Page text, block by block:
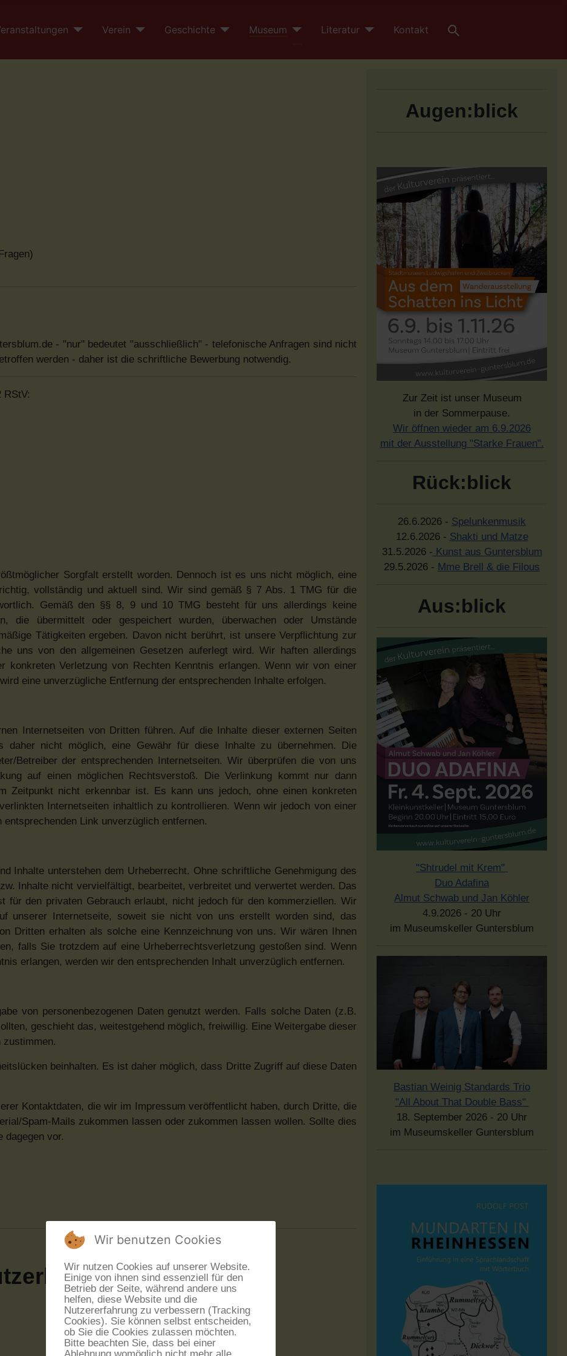
Verein Geschichte Museum Literatur Kontakt
- "nur" bedeutet "ausschließlich" - telefonische Anfragen sind nicht
werden - daher ist die schriftliche Bewerbung notwendig.
RStV:
Sorgfalt erstellt worden. Dennoch ist es uns nicht möglich, eine
vollständig und aktuell sind. Wir sind gemäß § 7 Abs. 1 TMG für die
Gemäß den §§ 8, 9 und 10 TMG besteht für uns allerdings keine
die übermittelt oder gespeichert wurden, überwachen oder Umstände
Tätigkeiten ergeben. Davon nicht berührt, ist unsere Verpflichtung zur
uns von den allgemeinen Gesetzen auferlegt wird. Wir haften allerdings
Verletzung von Rechten Kenntnis erlangen. Wenn wir von einer
eine unverzügliche Entfernung der entsprechenden Inhalte erfolgen.
Internetseiten von Dritten führen. Auf die Inhalte dieser externen Seiten
daher nicht möglich, eine Gewähr für diese Inhalte zu übernehmen. Die
Betreiber der entsprechenden Internetseiten. Wir überprüfen die von uns
auf einen möglichen Rechtsverstoß. Die Verlinkung kommt nur dann
Zeitpunkt nicht erkennbar ist. Es kann uns jedoch, ohne einen konkreten
Internetseiten inhaltlich zu kontrollieren. Wenn wir jedoch von einer
Link unverzüglich entfernen.
Inhalte unterstehen dem Urheberrecht. Ohne schriftliche Genehmigung des
Inhalte nicht vervielfältigt, bearbeitet, verbreitet und verwertet werden. Das
für den privaten Gebrauch erlaubt, nicht jedoch für den kommerziellen. Wir
unserer Internetseite, soweit sie nicht von uns erstellt worden sind, das
Dritten erhalten als solche eine Kennzeichnung von uns. Wir wären Ihnen
falls Sie trotzdem auf eine Urheberrechtsverletzung gestoßen sind. Wenn
erlangen, werden wir den entsprechenden Inhalt unverzüglich entfernen.
von personenbezogenen Daten genutzt werden. Falls solche Daten (z.B.
geschieht das, weitestgehend möglich, freiwillig. Eine Weitergabe dieser
zustimmen.
beinhalten. Es ist daher möglich, dass Dritte Zugriff auf diese Daten
Kontaktdaten, die wir im Impressum veröffentlicht haben, durch Dritte, die
Spam-Mails zukommen lassen oder zukommen lassen wollen. Sollte dies
dagegen vor.
Augen:blick
Zur Zeit ist unser Museum
in der Sommerpause.
Wir öffnen wieder am 6.9.2026
mit der Ausstellung "Starke Frauen".
Rück:blick
26.6.2026 - Spelunkenmusik
12.6.2026 - Shakti und Matze
31.5.2026 - Kunst aus Guntersblum
29.5.2026 - Mme Brell & die Filous
Aus:blick
"Shtrudel mit Krem"
Duo Adafina
Almut Schwab und Jan Köhler
4.9.2026 - 20 Uhr
im Museumskeller Guntersblum
Bastian Weinig Standards Trio
"All About That Double Bass"
18. September 2026 - 20 Uhr
im Museumskeller Guntersblum
Wir benutzen Cookies
Wir nutzen Cookies auf unserer Website.
Einige von ihnen sind essenziell für den
Betrieb der Seite, während andere uns
helfen, diese Website und die
Nutzererfahrung zu verbessern (Tracking
Cookies). Sie können selbst entscheiden,
ob Sie die Cookies zulassen möchten.
Bitte beachten Sie, dass bei einer